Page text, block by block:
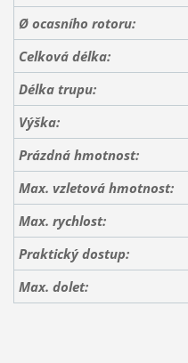
Ø ocasního rotoru:
Celková délka:
Délka trupu:
Výška:
Prázdná hmotnost:
Max. vzletová hmotnost:
Max. rychlost:
Praktický dostup:
Max. dolet: